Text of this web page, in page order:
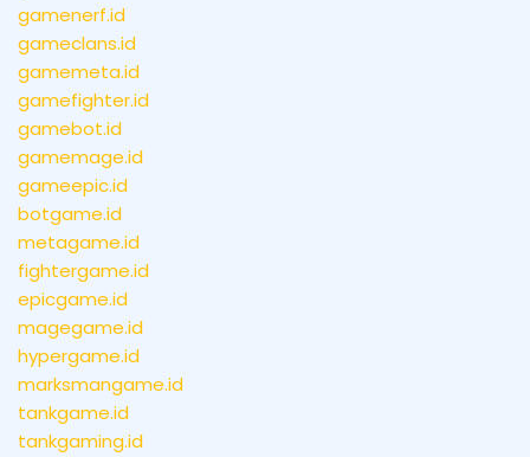
gamenerf.id
gameclans.id
gamemeta.id
gamefighter.id
gamebot.id
gamemage.id
gameepic.id
botgame.id
metagame.id
fightergame.id
epicgame.id
magegame.id
hypergame.id
marksmangame.id
tankgame.id
tankgaming.id